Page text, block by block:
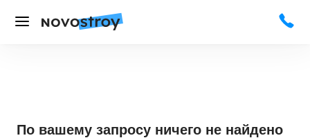
По вашему запросу ничего не найдено